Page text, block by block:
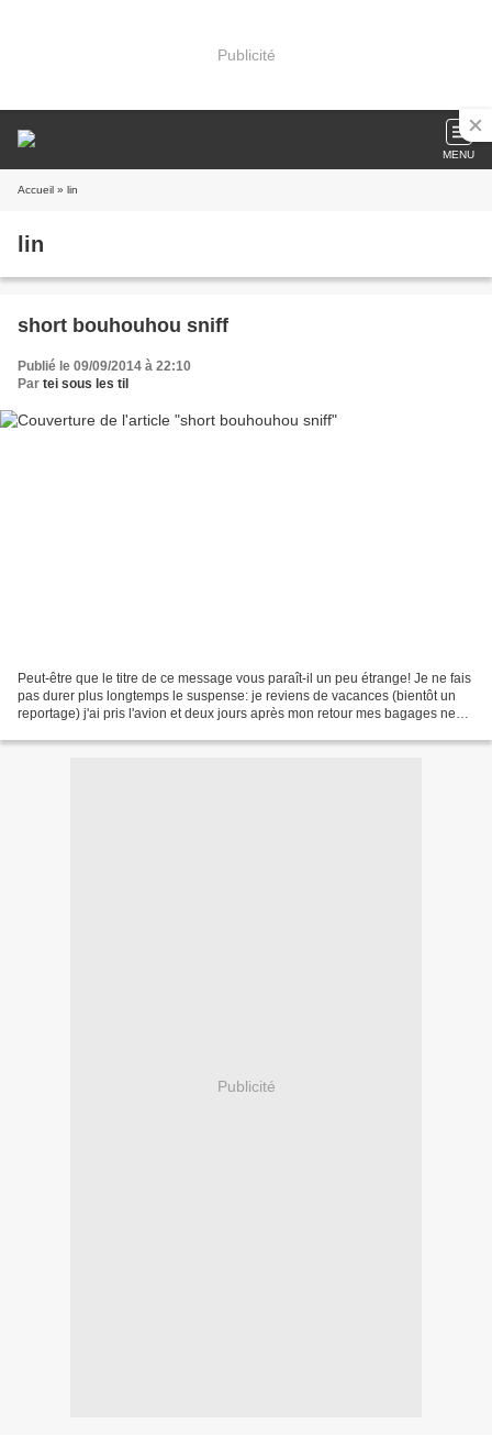
Publicité
MENU
Accueil » lin
lin
short bouhouhou sniff
Publié le 09/09/2014 à 22:10
Par tei sous les til
Peut-être que le titre de ce message vous paraît-il un peu étrange! Je ne fais
pas durer plus longtemps le suspense: je reviens de vacances (bientôt un
reportage) j'ai pris l'avion et deux jours après mon retour mes bagages ne
Publicité